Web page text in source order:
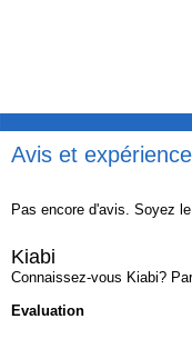
Avis et
Pas encore d'avis. Soyez
Kiabi
Connaissez-vous Kiabi?
Evaluation